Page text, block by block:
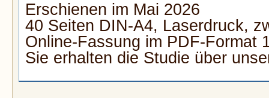
Erschienen im Mai 2026
40 Seiten DIN-A4, Laserdruck,
Online-Fassung im PDF-Format
Sie erhalten die Studie über